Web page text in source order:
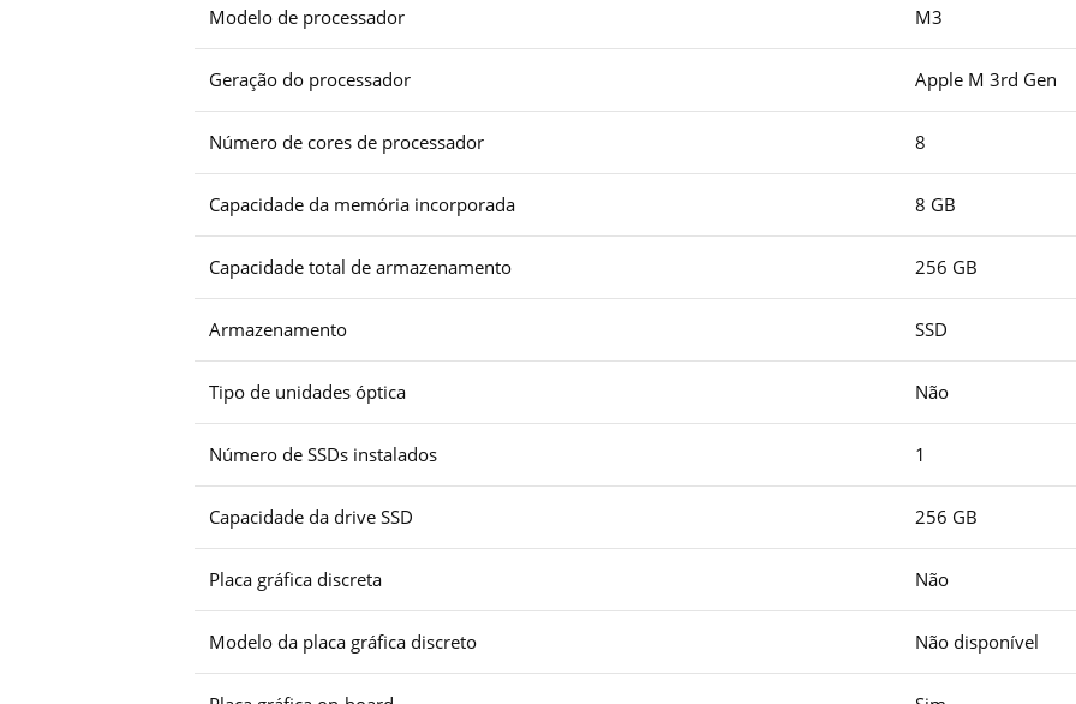
Modelo de processador M3
Geração do processador Apple M 3rd Gen
Número de cores de processador 8
Capacidade da memória incorporada 8 GB
Capacidade total de armazenamento 256 GB
Armazenamento SSD
Tipo de unidades óptica Não
Número de SSDs instalados 1
Capacidade da drive SSD 256 GB
Placa gráfica discreta Não
Modelo da placa gráfica discreto Não disponível